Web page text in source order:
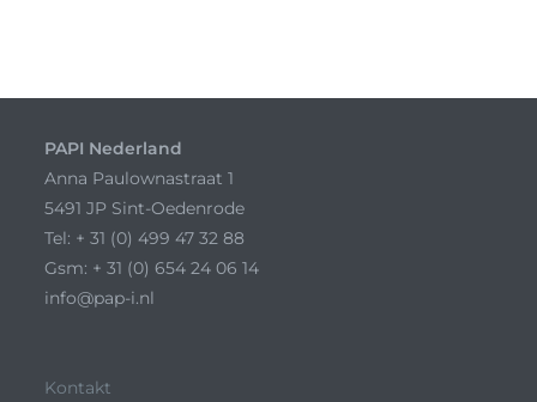
PAPI Nederland
Anna Paulownastraat 1
5491 JP Sint-Oedenrode
Tel: + 31 (0) 499 47 32 88
Gsm: + 31 (0) 654 24 06 14
info@pap-i.nl
Kontakt